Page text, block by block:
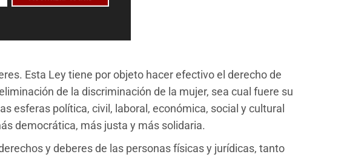
Esta Ley tiene por objeto hacer efectivo el derecho de
de la discriminación de la mujer, sea cual fuere su
esferas política, civil, laboral, económica, social y cultural
democrática, más justa y más solidaria.
y deberes de las personas físicas y jurídicas, tanto